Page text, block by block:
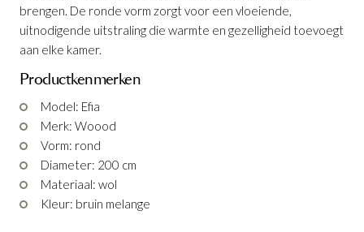
brengen. De ronde vorm zorgt voor een vloeiende,
uitnodigende uitstraling die warmte en gezelligheid toevoegt
aan elke kamer.
Productkenmerken
Model: Efia
Merk: Woood
Vorm: rond
Diameter: 200 cm
Materiaal: wol
Kleur: bruin melange
Tapijt Efia Bruin Ø200 cm
Productnummer: G14350018464
€ 299,00 incl. BTW